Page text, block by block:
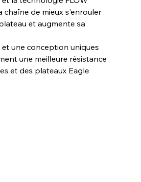
de mieux s'enrouler
et augmente sa
une conception uniques
une meilleure résistance
et des plateaux Eagle